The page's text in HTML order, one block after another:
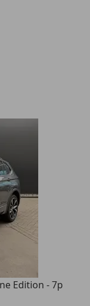
Edition - 7p